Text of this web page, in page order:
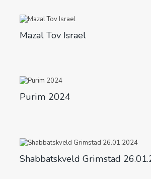
Mazal Tov Israel
Purim 2024
Shabbatskveld Grimstad